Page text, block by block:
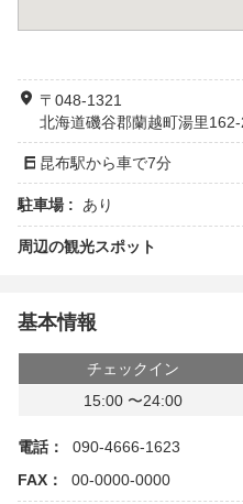
〒048-1321
北海道磯谷郡蘭越町湯里
昆布駅から車で7分
駐車場 : あり
周辺の観光スポット
基本情報
チェックイン
15:00 〜24:00
電話：
090-4666-1623
FAX：
00-0000-0000